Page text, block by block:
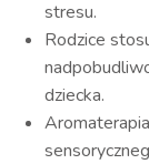
stresu.
Rodzice
dziecka.